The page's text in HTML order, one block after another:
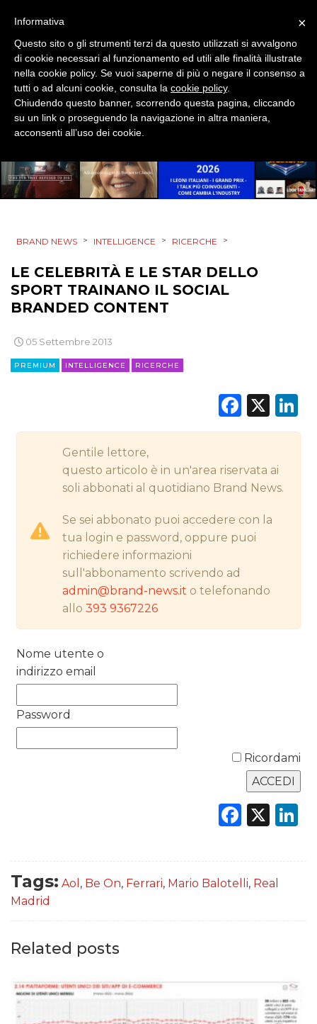
EVENTI
MOBILE
PROMOZIONI
PRODOTTI
STRATEGIE
ESTERNA
RADIO / AUDIO
DATI
RICERCHE
NORMATIVE
BRAND NEWS > INTELLIGENCE > RICERCHE >
LE CELEBRITÀ E LE STAR DELLO
SPORT TRAINANO IL SOCIAL
BRANDED CONTENT
05 Settembre 2013
PREMIUM INTELLIGENCE RICERCHE
X
Gentile lettore,
questo articolo è in un'area riservata ai
soli abbonati al quotidiano Brand News.
Se sei abbonato puoi accedere con la
tua login e password, oppure puoi
richiedere informazioni
sull'abbonamento scrivendo ad
admin@brand-news.it o telefonando
allo393 9367226
Nome utente o
indirizzo email
Password
Ricordami
X
Tags: Aol , Be On, Ferrari, Mario Balotelli, Real
Madrid
Related posts
×
Informativa
Questo sito o gli strumenti terzi da questo utilizzati si avvalgono
di cookie necessari al funzionamento ed utili alle finalità illustrate
nella cookie policy. Se vuoi saperne di più o negare il consenso a
tutti o ad alcuni cookie, consulta la cookie policy.
Chiudendo questo banner, scorrendo questa pagina, cliccando
su un link o proseguendo la navigazione in altra maniera,
acconsenti all’uso dei cookie.